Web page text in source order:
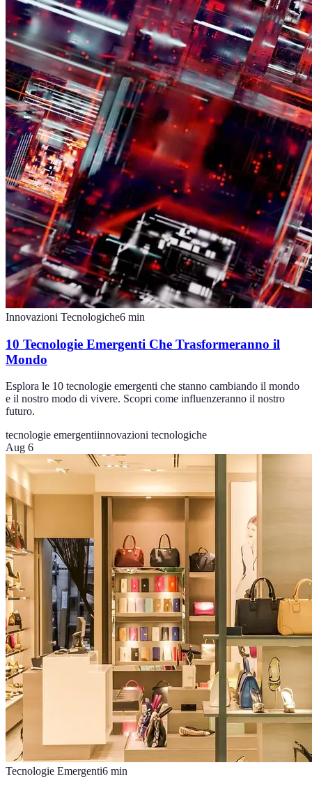
Innovazioni Tecnologiche6 min
10 Tecnologie Emergenti Che Trasformeranno il
Mondo
Esplora le 10 tecnologie emergenti che stanno cambiando il mondo
e il nostro modo di vivere. Scopri come influenzeranno il nostro
futuro.
tecnologie emergentiinnovazioni tecnologiche
Aug 6
Tecnologie Emergenti6 min